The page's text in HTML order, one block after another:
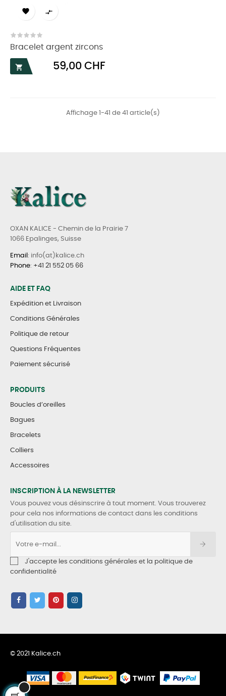
 
Bracelet argent zircons

Prix
59,00 CHF
Affichage 1-41 de 41 article(s)
OXAN KALICE - Chemin de la Prairie 7
1066 Epalinges, Suisse
Email : info(at)kalice.ch
Phone: +41 21 552 05 66
AIDE ET FAQ
Expédition et Livraison
Conditions Générales
Politique de retour
Questions Fréquentes
Paiement sécurisé
PRODUITS
Boucles d’oreilles
Bagues
Bracelets
Colliers
Accessoires
INSCRIPTION À LA NEWSLETTER
Vous pouvez vous désinscrire à tout moment. Vous trouverez
pour cela nos informations de contact dans les conditions
d'utilisation du site.
J'accepte les conditions générales et la politique de
confidentialité
© 2021 Kalice.ch